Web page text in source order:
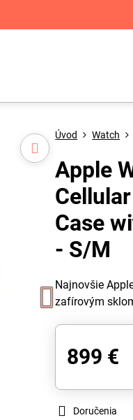
Úvod Watch
Apple
Case
- S/M
Najnovšie
zafírovým
899 €
Doručenia